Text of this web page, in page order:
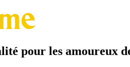
pour les amoureux